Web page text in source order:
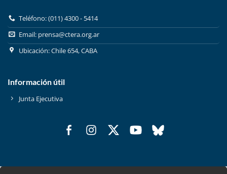
Teléfono: (011) 4300 - 5414
Email: prensa@ctera.org.ar
Ubicación: Chile 654, CABA
Información útil
Junta Ejecutiva